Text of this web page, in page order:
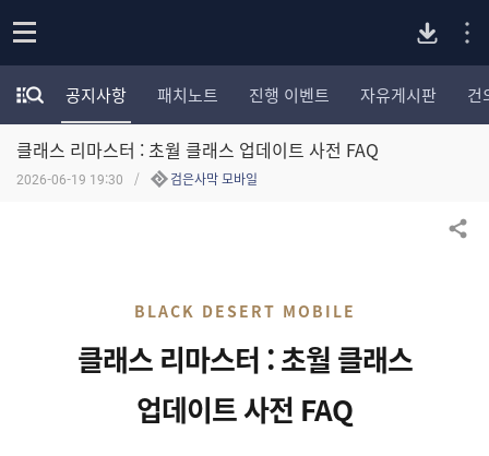
p
e
n
모
험
가
포
공지사항 패치노트 진행 이벤트 자유게시판 건
클래스 리마스터 : 초월 클래스 업데이트 사전 FAQ
2026-06-19 19:30 검은사막 모바일
공유하기
BLACK DESERT MOBILE
클래스 리마스터 : 초월 클래스
업데이트 사전 FAQ